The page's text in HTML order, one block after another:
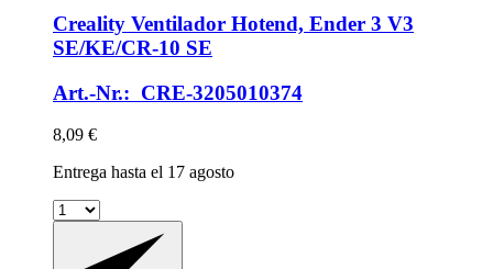
Creality Ventilador Hotend, Ender 3 V3
SE/KE/CR-​10 SE
Art.-Nr.: CRE-3205010374
8,09 €
Entrega hasta el 17 agosto